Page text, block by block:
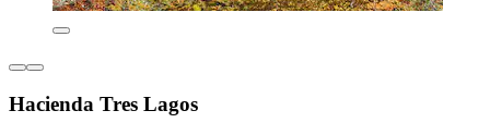
Hacienda Tres Lagos